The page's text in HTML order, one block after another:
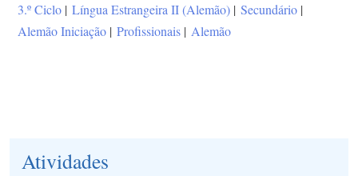
3.º Ciclo | Língua Estrangeira II (Alemão) | Secundário |
Alemão Iniciação | Profissionais | Alemão
Atividades